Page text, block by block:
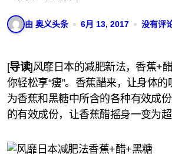
由 奥义头条 6月 13, 2017 没有评
[ 导读]风靡日本的减肥新法，香蕉+
你轻松享“瘦”。香蕉醋来，让身体
为香蕉和黑糖中所含的各种有效成
的有效成份，让香蕉醋摇身一变为超